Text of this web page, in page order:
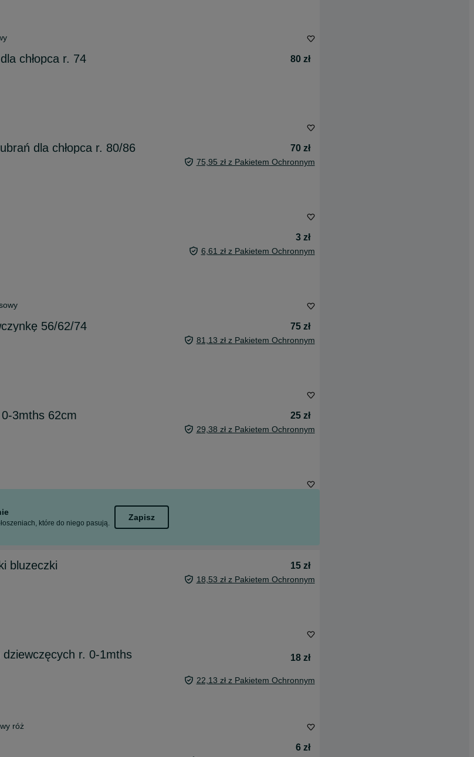
chłopca r. 74
80 zł
dla chłopca r. 80/86
70 zł
75,95 zł z Pakietem Ochronnym
3 zł
6,61 zł z Pakietem Ochronnym
56/62/74
75 zł
81,13 zł z Pakietem Ochronnym
3mths 62cm
25 zł
29,38 zł z Pakietem Ochronnym
które do niego pasują.
Zapisz
bluzeczki
15 zł
18,53 zł z Pakietem Ochronnym
r. 0-1mths
18 zł
22,13 zł z Pakietem Ochronnym
róż
6 zł